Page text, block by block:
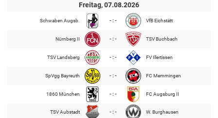
Freitag, 07.08.2026
Schwaben Augsb. - : - VfB Eichstätt
Nürnberg II - : - TSV Buchbach
TSV Landsberg - : - FV Illertissen
SpVgg Bayreuth - : - FC Memmingen
1860 München - : - FC Augsburg II
TSV Aubstadt - : - W. Burghausen